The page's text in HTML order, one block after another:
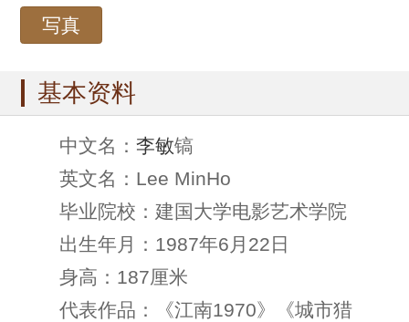
写真
基本资料
中文名： 李敏镐
英文名：Lee MinHo
毕业院校：建国大学电影艺术学院
出生年月：1987年6月22日
身高：187厘米
代表作品：《江南1970》《城市猎